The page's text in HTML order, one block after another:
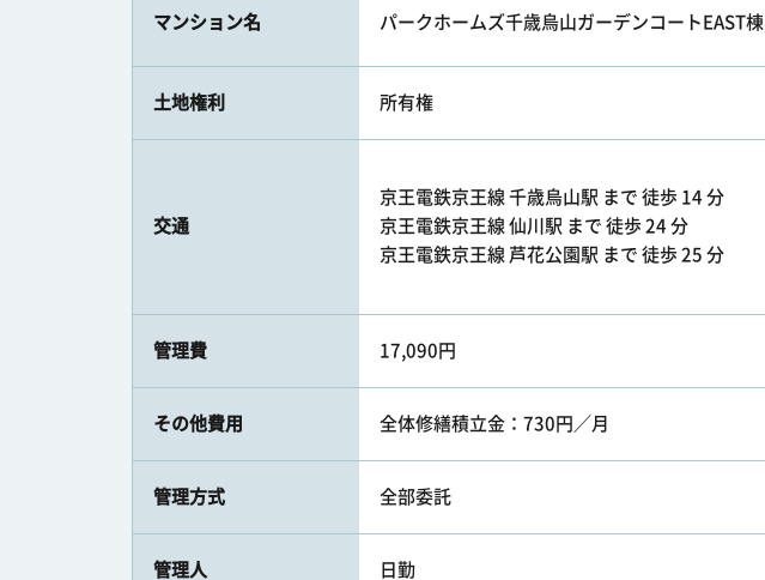
マンション名 パークホームズ千歳烏山ガーデンコートEAST棟
土地権利 所有権
交通
京王電鉄京王線 千歳烏山駅 まで 徒歩 14 分
京王電鉄京王線 仙川駅 まで 徒歩 24 分
京王電鉄京王線 芦花公園駅 まで 徒歩 25 分
管理費 17,090円
その他費用 全体修繕積立金：730円／月
管理方式 全部委託
管理人 日勤